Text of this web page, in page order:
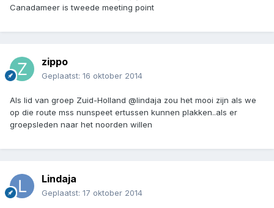
Canadameer is tweede meeting point
zippo
Geplaatst: 16 oktober 2014
Als lid van groep Zuid-Holland @lindaja zou het mooi zijn als we
op die route mss nunspeet ertussen kunnen plakken..als er
groepsleden naar het noorden willen
Lindaja
Geplaatst: 17 oktober 2014